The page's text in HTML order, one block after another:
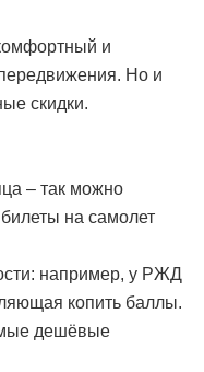
и
Но и
скидки.
– так можно
на самолет
например, у РЖД
копить баллы.
дешёвые